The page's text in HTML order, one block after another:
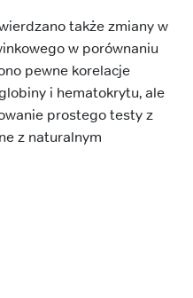
także zmiany w
w porównaniu
pewne korelacje
i hematokrytu, ale
prostego testy z
z naturalnym